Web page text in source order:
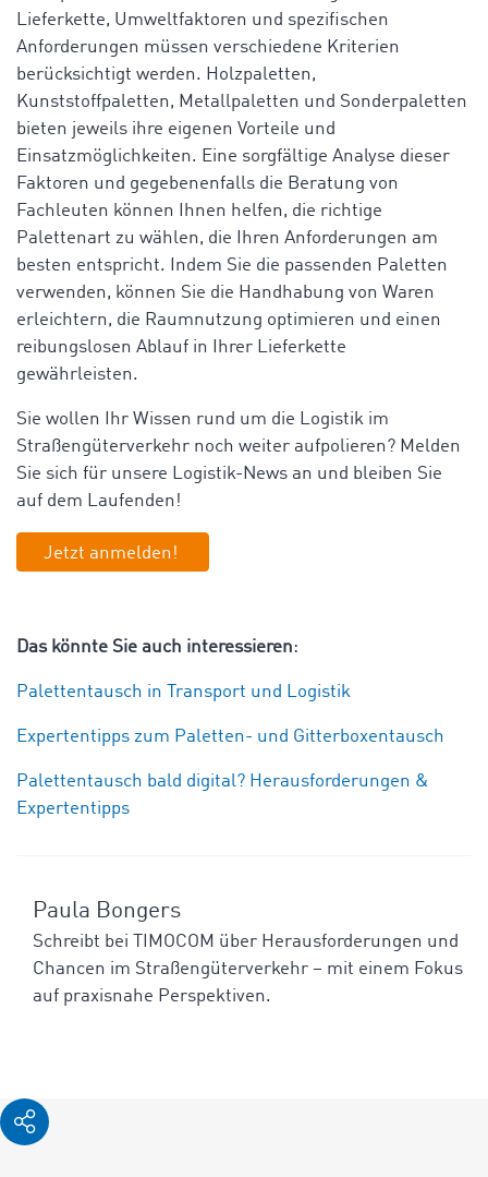
Lieferkette, Umweltfaktoren und spezifischen
Anforderungen müssen verschiedene Kriterien
berücksichtigt werden. Holzpaletten,
Kunststoffpaletten, Metallpaletten und Sonderpaletten
bieten jeweils ihre eigenen Vorteile und
Einsatzmöglichkeiten. Eine sorgfältige Analyse dieser
Faktoren und gegebenenfalls die Beratung von
Fachleuten können Ihnen helfen, die richtige
Palettenart zu wählen, die Ihren Anforderungen am
besten entspricht. Indem Sie die passenden Paletten
verwenden, können Sie die Handhabung von Waren
erleichtern, die Raumnutzung optimieren und einen
reibungslosen Ablauf in Ihrer Lieferkette
gewährleisten.
Sie wollen Ihr Wissen rund um die Logistik im
Straßengüterverkehr noch weiter aufpolieren? Melden
Sie sich für unsere Logistik-News an und bleiben Sie
auf dem Laufenden!
Jetzt anmelden!
Das könnte Sie auch interessieren:
Palettentausch in Transport und Logistik
Expertentipps zum Paletten- und Gitterboxentausch
Palettentausch bald digital? Herausforderungen &
Expertentipps
Paula Bongers
Schreibt bei TIMOCOM über Herausforderungen und
Chancen im Straßengüterverkehr – mit einem Fokus
auf praxisnahe Perspektiven.